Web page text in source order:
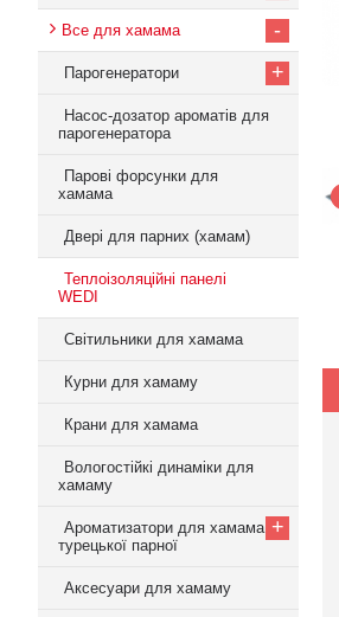
Все для хамама -
Парогенератори +
Насос-дозатор ароматів для
парогенератора
Парові форсунки для
хамама
Двері для парних (хамам)
Теплоізоляційні панелі
WEDI
Світильники для хамама
Курни для хамаму
Крани для хамама
Вологостійкі динаміки для
хамаму
Ароматизатори для хамама,
турецької парної
+
Аксесуари для хамаму